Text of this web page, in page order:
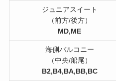
ジュニアスイート
（前方/後方）
MD,ME
海側バルコニー
（中央/船尾）
B2,B4,BA,BB,BC